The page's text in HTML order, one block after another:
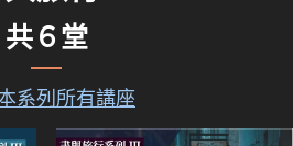
６堂
系列所有講座